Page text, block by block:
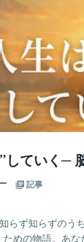
ていく─
記事
ず知らずのう
めの物語。あ